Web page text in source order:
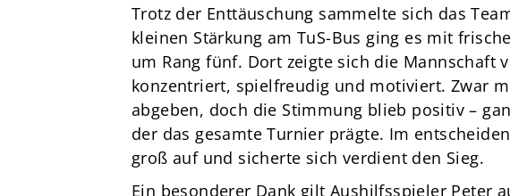
Trotz der Enttäuschung sammelte sich das
kleinen Stärkung am TuS-Bus ging es mit
um Rang fünf. Dort zeigte sich die Mannschaft
konzentriert, spielfreudig und motiviert. Zwar
abgeben, doch die Stimmung blieb positiv –
der das gesamte Turnier prägte. Im
groß auf und sicherte sich verdient den Sieg.
Ein besonderer Dank gilt Aushilfsspieler Peter